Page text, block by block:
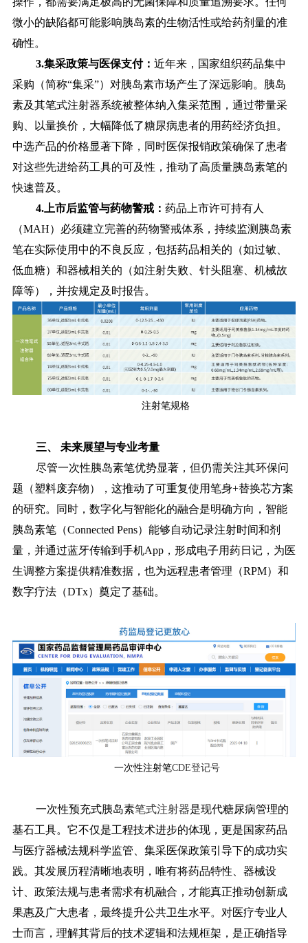
微小的缺陷都可能影响胰岛素的生物活性或给药剂量的准
确性。
3.集采政策与医保支付： 近年来，国家组织药品集中
采购（简称“集采”）对胰岛素市场产生了深远影响。胰岛
素及其笔式注射器系统被整体纳入集采范围，通过带量采
购、以量换价，大幅降低了糖尿病患者的用药经济负担。
中选产品的价格显著下降，同时医保报销政策确保了患者
对这些先进给药工具的可及性，推动了高质量胰岛素笔的
快速普及。
4.上市后监管与药物警戒： 药品上市许可持有人
（MAH）必须建立完善的药物警戒体系，持续监测胰岛素
笔在实际使用中的不良反应，包括药品相关的（如过敏、
低血糖）和器械相关的（如注射失败、针头阻塞、机械故
障等），并按规定及时报告。
注射笔规格
三、 未来展望与专业考量
尽管一次性胰岛素笔优势显著，但仍需关注其环保问
题（塑料废弃物），这推动了可重复使用笔身+替换芯方案
的研究。同时，数字化与智能化的融合是明确方向，智能
胰岛素笔（Connected Pens）能够自动记录注射时间和剂
量，并通过蓝牙传输到手机App，形成电子用药日记，为医
生调整方案提供精准数据，也为远程患者管理（RPM）和
数字疗法（DTx）奠定了基础。
一次性注射笔CDE登记号
一次性预充式胰岛素笔式注射器是现代糖尿病管理的
基石工具。它不仅是工程技术进步的体现，更是国家药品
与医疗器械法规科学监管、集采医保政策引导下的成功实
践。其发展历程清晰地表明，唯有将药品特性、器械设
计、政策法规与患者需求有机融合，才能真正推动创新成
果惠及广大患者，最终提升公共卫生水平。对医疗专业人
士而言，理解其背后的技术逻辑和法规框架，是正确指导